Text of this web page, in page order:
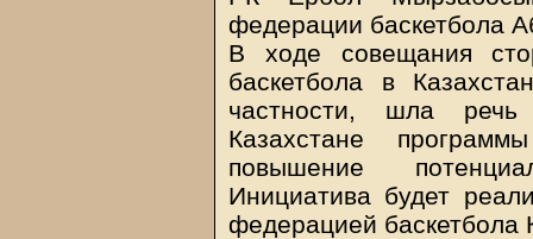
федерации баскетбола
В ходе совещания
баскетбола в
частности, шла
Казахстане
повышение
Инициатива будет
федерацией баскетбола